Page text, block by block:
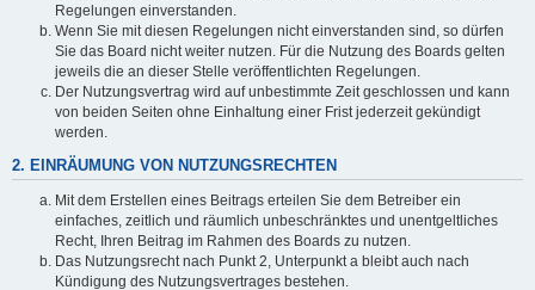
Regelungen einverstanden.
Wenn Sie mit diesen Regelungen nicht einverstanden sind, so dürfen
Sie das Board nicht weiter nutzen. Für die Nutzung des Boards gelten
jeweils die an dieser Stelle veröffentlichten Regelungen.
Der Nutzungsvertrag wird auf unbestimmte Zeit geschlossen und kann
von beiden Seiten ohne Einhaltung einer Frist jederzeit gekündigt
werden.
2. EINRÄUMUNG VON NUTZUNGSRECHTEN
Mit dem Erstellen eines Beitrags erteilen Sie dem Betreiber ein
einfaches, zeitlich und räumlich unbeschränktes und unentgeltliches
Recht, Ihren Beitrag im Rahmen des Boards zu nutzen.
Das Nutzungsrecht nach Punkt 2, Unterpunkt a bleibt auch nach
Kündigung des Nutzungsvertrages bestehen.